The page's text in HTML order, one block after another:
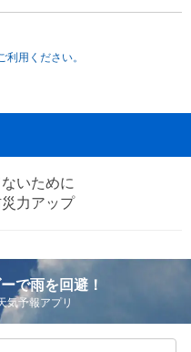
用ください。
いために
力アップ
で雨を回避！
予報アプリ